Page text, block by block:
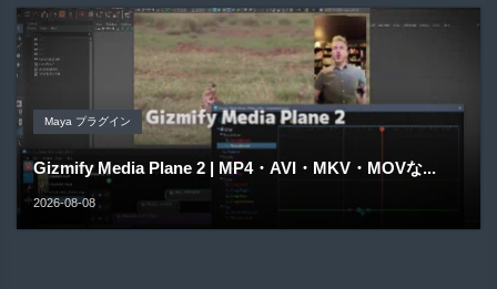
Maya プラグイン
Gizmify Media Plane 2 | MP4・AVI・MKV・MOVな...
2026-08-08
Unreal Engine アセット
Material Parameter Manager | Unreal Engi...
2026-08-07
Unreal Engine アセット
Pipe It | 直感的にパイプ形状を構築出来るUnreal Engine
5...
2026-08-05
Unreal Engine アセット
Directive Utilities | ブループリントライブラリやエディタ
ス...
2026-08-03
Unityエフェクトレシピブック パーツを組み合わせて作れ
る | ktk.kum...
2026-08-03